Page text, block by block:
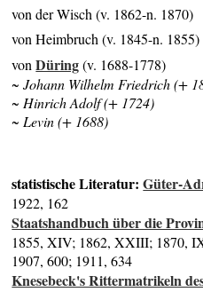
von der Wisch (v. 1862-n. 1870)
von Heimbruch (v. 1845-n. 1855)
vonDüring(v. 1688-1778)
~ Johann Wilhelm Friedrich (+
~ Hinrich Adolf (+ 1724)
~ Levin (+ 1688)
statistische Literatur:Güter-
1922, 162
Staatshandbuch über die
1855, XIV; 1862, XXIII; 1870,
1907, 600; 1911, 634
Knesebeck's Rittermatrikeln